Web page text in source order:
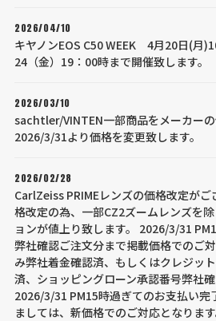
2026/04/10
キヤノンEOS C50 WEEK 4月20日(月
24（金）19：00時まで開催致します。
2026/03/10
sachtler/VINTEN一部商品をメーカーの
2026/3/31より価格を変更致します。
2026/02/28
CarlZeiss PRIMEレンズの価格改定が
格改定の為、一部CZ2ズームレンズを
ョンが値上り致します。 2026/3/31
弊社確認ご注文分まで掲載価格でのご
み弊社着金確認済、もしくはクレジッ
済、ショッピングローン承認番号弊社
2026/3/31 PM15時過ぎてのお支払い完
ましては、新価格でのご対応となります